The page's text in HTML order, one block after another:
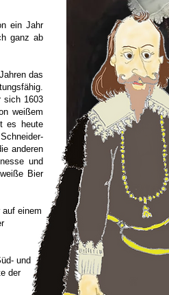
ein Jahr
ganz ab
das
sich 1603
weißem
es heute
anderen
und
Bier
einem
und
der